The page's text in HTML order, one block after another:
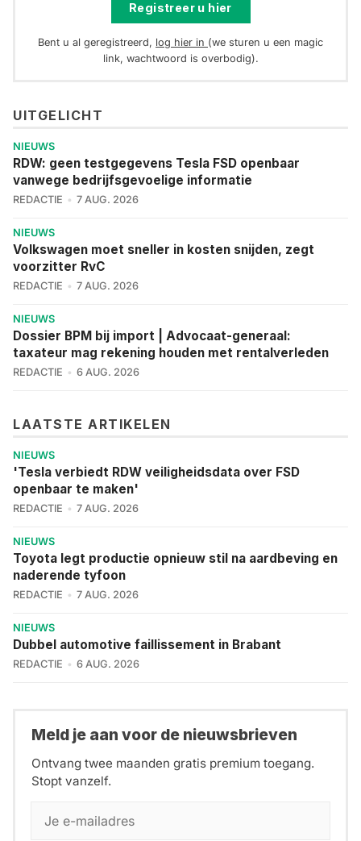
Registreer u hier
Bent u al geregistreerd, log hier in (we sturen u een magic
link, wachtwoord is overbodig).
UITGELICHT
NIEUWS
RDW: geen testgegevens Tesla FSD openbaar
vanwege bedrijfsgevoelige informatie
REDACTIE 7 AUG. 2026
NIEUWS
Volkswagen moet sneller in kosten snijden, zegt
voorzitter RvC
REDACTIE 7 AUG. 2026
NIEUWS
Dossier BPM bij import | Advocaat-generaal:
taxateur mag rekening houden met rentalverleden
REDACTIE 6 AUG. 2026
LAATSTE ARTIKELEN
NIEUWS
'Tesla verbiedt RDW veiligheidsdata over FSD
openbaar te maken'
REDACTIE 7 AUG. 2026
NIEUWS
Toyota legt productie opnieuw stil na aardbeving en
naderende tyfoon
REDACTIE 7 AUG. 2026
NIEUWS
Dubbel automotive faillissement in Brabant
REDACTIE 6 AUG. 2026
Meld je aan voor de nieuwsbrieven
Ontvang twee maanden gratis premium toegang.
Stopt vanzelf.